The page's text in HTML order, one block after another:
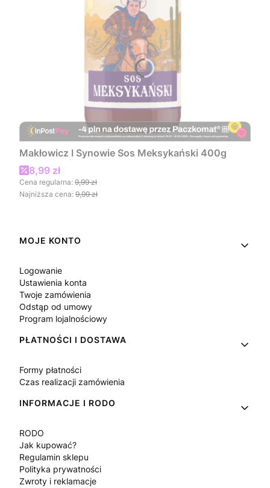
Makłowicz I Synowie Sos Meksykański 400g
Cena promocyjna
8,99 zł
Cena regularna: 9,99 zł
Najniższa cena: 9,99 zł
Linki w stopce
MOJE KONTO
Logowanie
Ustawienia konta
Twoje zamówienia
Odstąp od umowy
Program lojalnościowy
PŁATNOŚCI I DOSTAWA
Formy płatności
Czas realizacji zamówienia
INFORMACJE I RODO
RODO
Jak kupować?
Regulamin sklepu
Polityka prywatności
Zwroty i reklamacje